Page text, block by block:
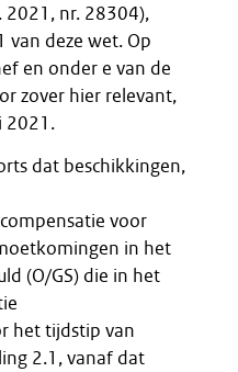
2021, nr. 28304),
van deze wet. Op
en onder e van de
zover hier relevant,
2021.
dat beschikkingen,
voor
in het
(O/GS) die in het
het tijdstip van
2.1, vanaf dat